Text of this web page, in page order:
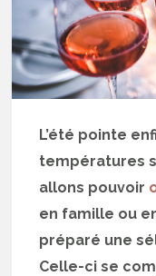
L’été pointe
températures
allons pouvoir
en famille ou
préparé une
Celle-ci se